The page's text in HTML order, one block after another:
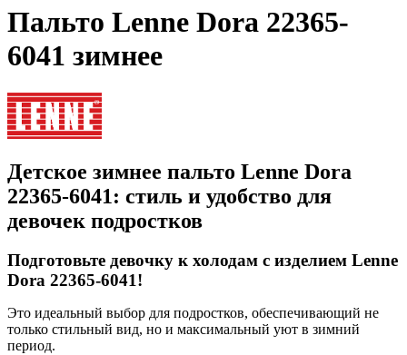
Пальто Lenne Dora 22365-
6041 зимнее
Детское зимнее пальто Lenne Dora
22365-6041: стиль и удобство для
девочек подростков
Подготовьте девочку к холодам с изделием Lenne
Dora 22365-6041!
Это идеальный выбор для подростков, обеспечивающий не
только стильный вид, но и максимальный уют в зимний
период.